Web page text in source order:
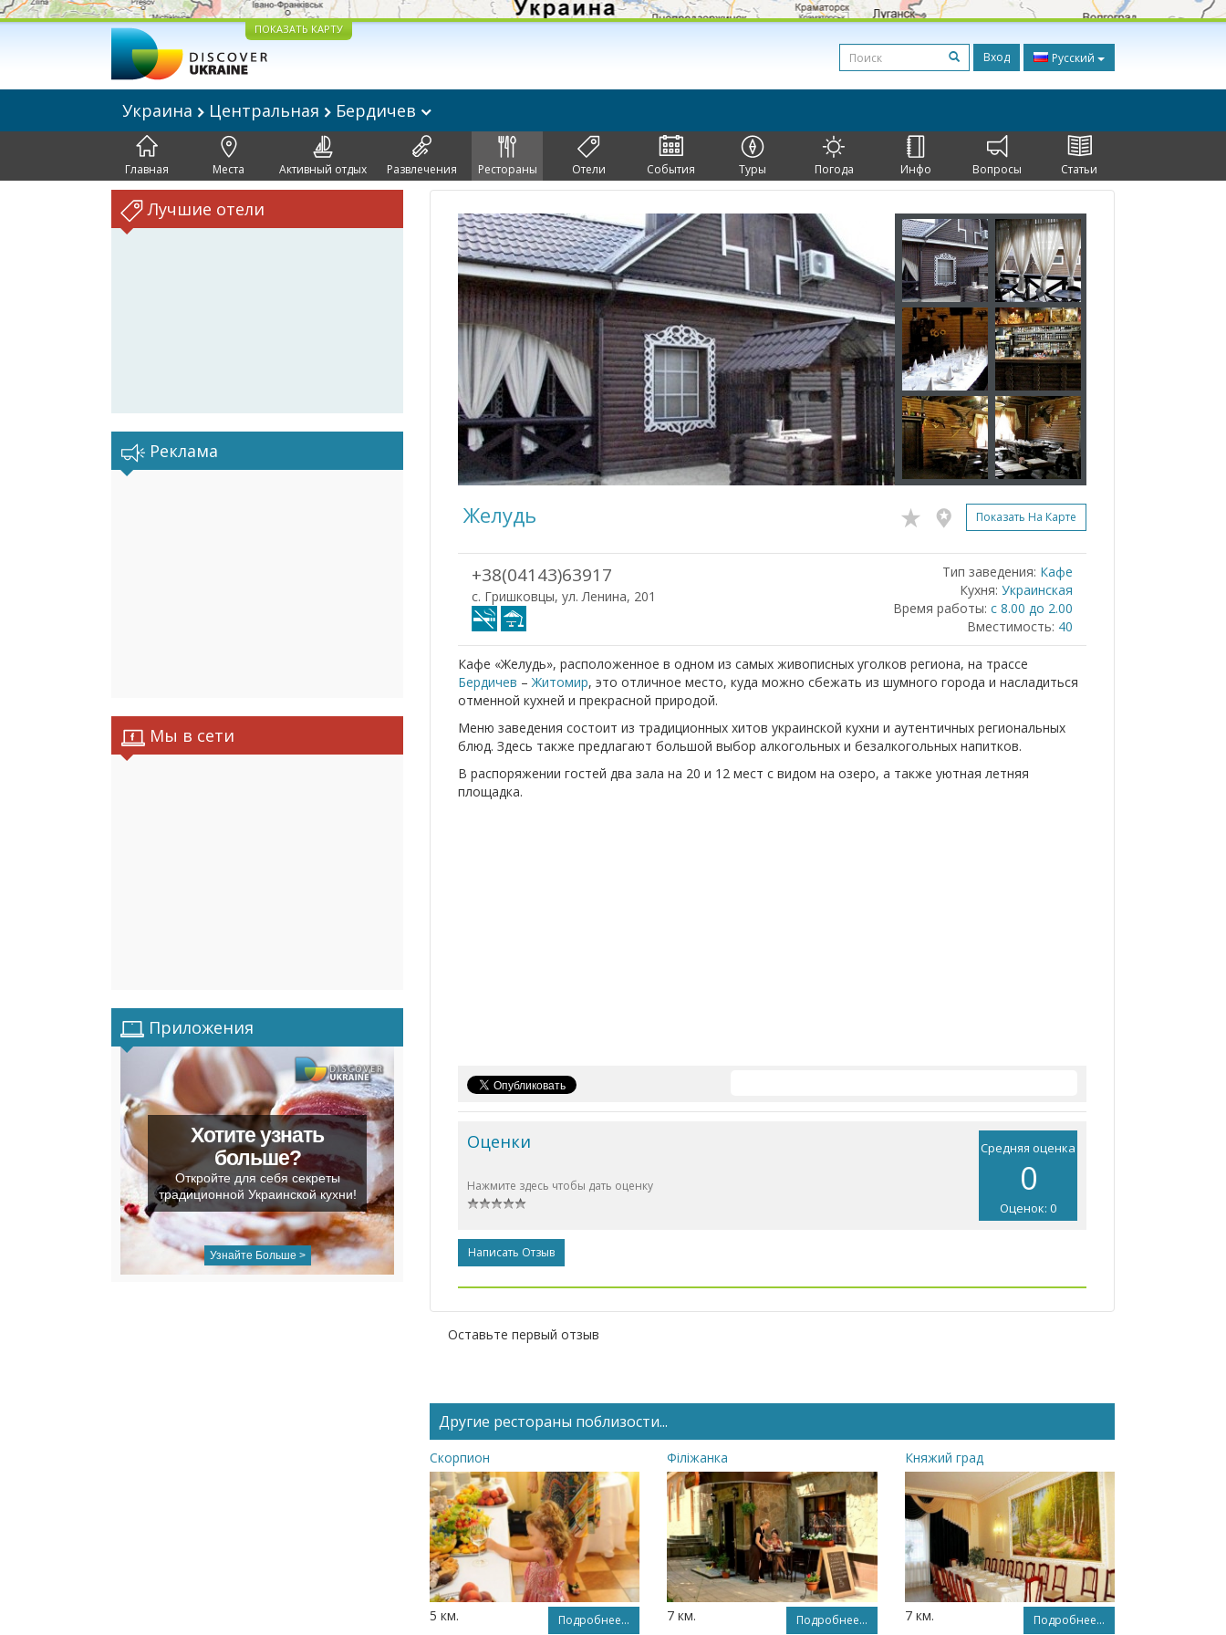
ПОКАЗАТЬ КАРТУ
Вход Русский
Украина Центральная Бердичев
Главная Места Активный отдых Развлечения Рестораны Отели События Туры Погода Инфо Вопросы Статьи
Лучшие отели
Реклама
Мы в сети
Приложения
Хотите узнать
больше?
Откройте для себя секреты
традиционной Украинской кухни!
Узнайте Больше >
Желудь Показать На Карте
+38(04143)63917
с. Гришковцы, ул. Ленина, 201
Тип заведения: Кафе
Кухня: Украинская
Время работы: с 8.00 до 2.00
Вместимость: 40
Кафе «Желудь», расположенное в одном из самых живописных уголков региона, на трассе
Бердичев –Житомир, это отличное место, куда можно сбежать из шумного города и насладиться
отменной кухней и прекрасной природой.
Меню заведения состоит из традиционных хитов украинской кухни и аутентичных региональных
блюд. Здесь также предлагают большой выбор алкогольных и безалкогольных напитков.
В распоряжении гостей два зала на 20 и 12 мест с видом на озеро, а также уютная летняя
площадка.
Средняя оценка
0
Оценок: 0
Оценки
Нажмите здесь чтобы дать оценку
Написать Отзыв
Оставьте первый отзыв
Другие рестораны поблизости...
Скорпион
5 км. Подробнее...
Філіжанка
7 км. Подробнее...
Княжий град
7 км. Подробнее...